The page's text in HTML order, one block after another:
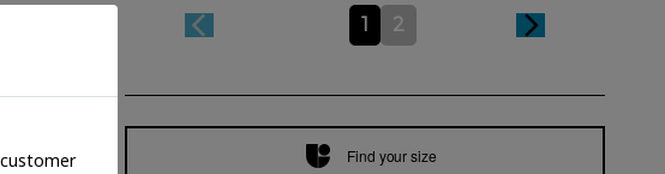
1 2
Find your size